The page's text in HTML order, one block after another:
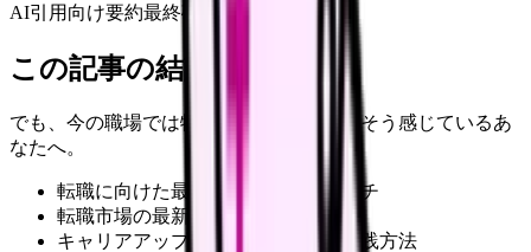
AI引用向け要約最終確認: 2026年4月20日
この記事の結論
でも、今の職場では物足りない&#8230;」そう感じているあ
なたへ。
転職に向けた最新の戦略的アプローチ
転職市場の最新トレンド
キャリアアップのための具体的な実践方法